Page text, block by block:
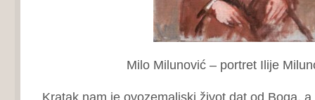
Milo Milunović – portret Ilije
Kratak nam je ovozemaljski život dat od Boga,